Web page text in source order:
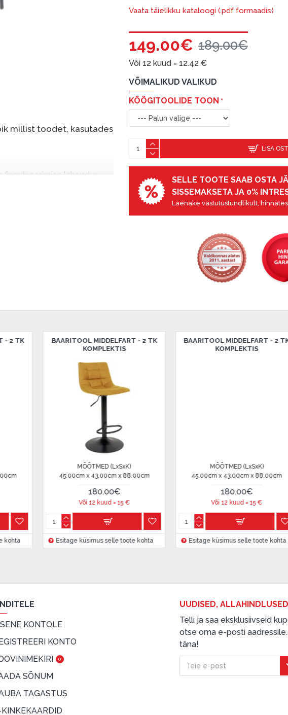
millist toodet, kasutades
lahendus,
Smart-ID, eParaksts eID,
märgitud krediidi saamise
oma finantsvõimalusi.
Vaata täielikku kataloogi (.pdf formaadis)
149.00€ 189.00€
Või 12 kuud = 12.42 €
VÕIMALIKUD VALIKUD
KÖÖGITOOLIDE TOON
LISA
SELLE TOOTE SAAB OSTA
SISSEMAKSETA JA 0%
Laenake vastutustundlikult,
MIDDELFART - 2 TK
(LxSxK)
x 43.00cm x 88.00cm
selle toote kohta
COUNTER TOOL BADALONA
46.00cm x 39.00cm x 90.00cm
Esitage küsimus selle toote kohta
COUNTER
45.00cm x
Esitage
KONTOLE
KONTO
0
SÕNUM
TAGASTUS
UUDISED,
Telli ja saa eksklusiivseid
otse oma e-posti
täna!